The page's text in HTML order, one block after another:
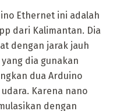
Ethernet ini adalah
dari Kalimantan. Dia
dengan jarak jauh
dia gunakan
dua Arduino
Karena nano
dengan